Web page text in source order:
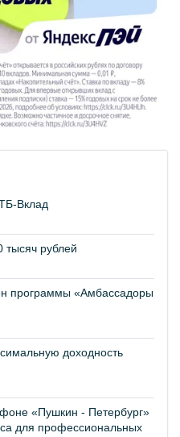
Вклад
рублей
программы «Амбассадоры
доходность
«Пушкин - Петербург»
для профессиональных